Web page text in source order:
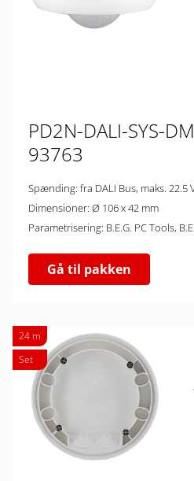
PD2N-DALI-SYS-
93763
Spænding: fra DALI Bus, maks.
Dimensioner: Ø 106 x 42 mm
Parametrisering: B.E.G. PC
Gå til pakken
24 m
Set